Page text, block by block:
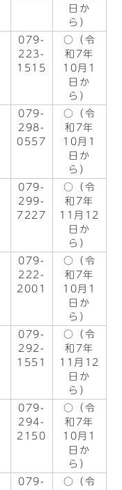
日か
ら）
079-
223-
1515
○（令
和7年
10月1
日か
ら）
079-
298-
0557
○（令
和7年
10月1
日か
ら）
079-
299-
7227
○（令
和7年
11月12
日か
ら）
079-
222-
2001
○（令
和7年
10月1
日か
ら）
079-
292-
1551
○（令
和7年
11月12
日か
ら）
079-
294-
2150
○（令
和7年
10月1
日か
ら）
079-
○（令